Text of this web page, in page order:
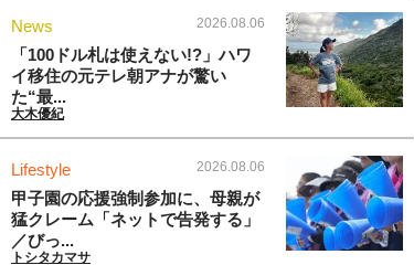
News 2026.08.06
「100ドル札は使えない!?」ハワ
イ移住の元テレ朝アナが驚い
た“最...
大木優紀
Lifestyle 2026.08.06
甲子園の応援強制参加に、母親が
猛クレーム「ネットで告発する」
／びっ...
トシタカマサ